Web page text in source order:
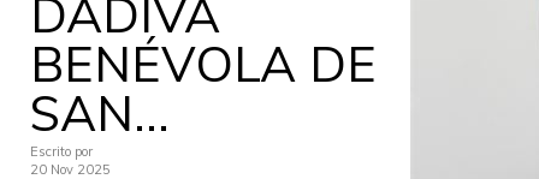
DÁDIVA
BENÉVOLA DE
SAN...
Escrito por
20 Nov 2025